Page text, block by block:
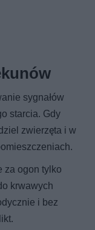
sygnałów
starcia. Gdy
zwierzęta i w
za ogon tylko
krwawych
i bez